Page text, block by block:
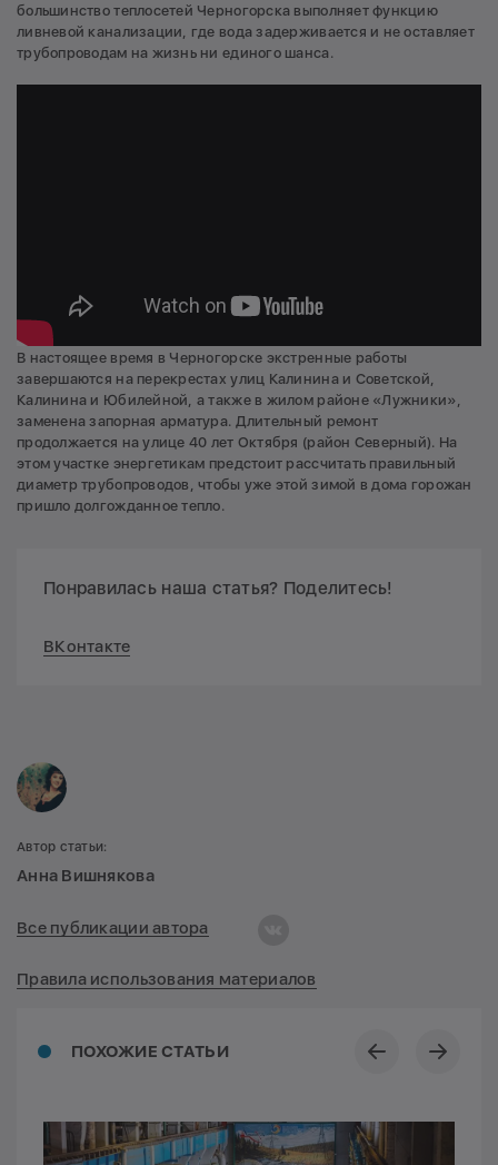
большинство теплосетей Черногорска выполняет функцию
ливневой канализации, где вода задерживается и не оставляет
трубопроводам на жизнь ни единого шанса.
В настоящее время в Черногорске экстренные работы
завершаются на перекрестах улиц Калинина и Советской,
Калинина и Юбилейной, а также в жилом районе «Лужники»,
заменена запорная арматура. Длительный ремонт
продолжается на улице 40 лет Октября (район Северный). На
этом участке энергетикам предстоит рассчитать правильный
диаметр трубопроводов, чтобы уже этой зимой в дома горожан
пришло долгожданное тепло.
Понравилась наша статья? Поделитесь!
ВКонтакте
ПОХОЖИЕ СТАТЬИ
Автор статьи:
Анна Вишнякова
Все публикации автора
Правила использования материалов